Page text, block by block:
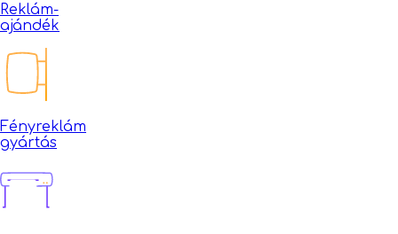
Reklám-
ajándék
Fényreklám
gyártás